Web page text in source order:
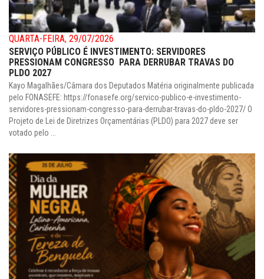
QUARTA-FEIRA, 29/07/2026
SERVIÇO PÚBLICO É INVESTIMENTO: SERVIDORES
PRESSIONAM CONGRESSO PARA DERRUBAR TRAVAS DO
PLDO 2027
Kayo Magalhães/Câmara dos Deputados Matéria originalmente publicada
pelo FONASEFE: https://fonasefe.org/servico-publico-e-investimento-
servidores-pressionam-congresso-para-derrubar-travas-do-pldo-2027/ O
Projeto de Lei de Diretrizes Orçamentárias (PLDO) para 2027 deve ser
votado pelo ...